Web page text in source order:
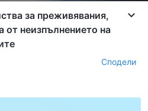
за преживявания,
от неизпълнението на
Сподели